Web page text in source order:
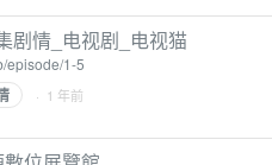
剧情_电视剧_电视猫
episode/1-5
· 1 年前